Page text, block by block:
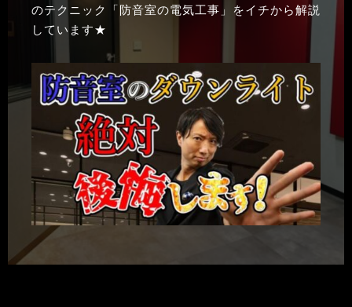
のテクニック「防音室の電気工事」をイチから解説
しています★